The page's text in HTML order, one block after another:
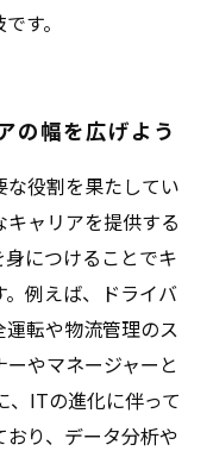
す。
の幅を広げよう
役割を果たしてい
ャリアを提供する
につけることでキ
例えば、ドライバ
転や物流管理のス
やマネージャーと
、ITの進化に伴って
り、データ分析や